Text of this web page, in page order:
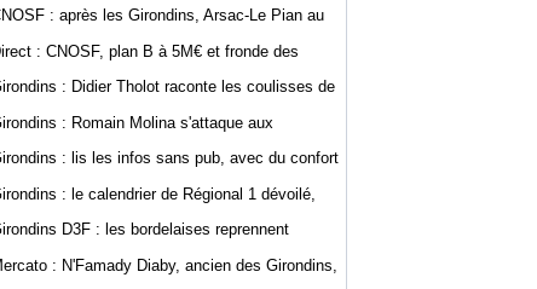
: après les Girondins, Arsac-Le Pian au
: CNOSF, plan B à 5M€ et fronde des
: Didier Tholot raconte les coulisses de
: Romain Molina s'attaque aux
: lis les infos sans pub, avec du confort
: le calendrier de Régional 1 dévoilé,
D3F : les bordelaises reprennent
: N'Famady Diaby, ancien des Girondins,